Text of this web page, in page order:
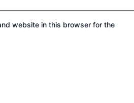
website in this browser for the